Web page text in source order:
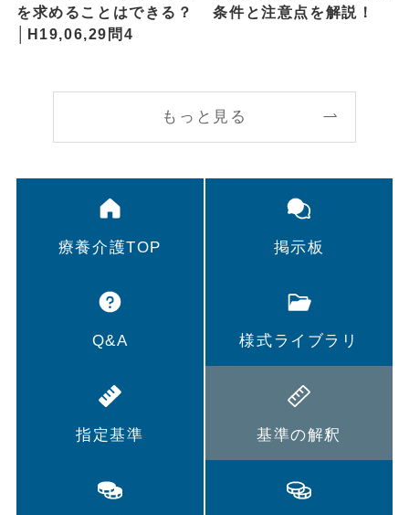
を求めることはできる？
│H19,06,29問4
条件と注意点を解説！
もっと見る
療養介護TOP 掲示板
Q&A 様式ライブラリ
指定基準 基準の解釈